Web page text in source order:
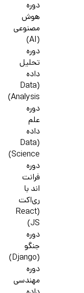
دوره
هوش
مصنوعی
(AI)
دوره
تحلیل
داده
(Data
Analysis)
دوره
علم
داده
(Data
Science)
دوره
فرانت
اند با
ری‌اکت
(React
JS)
دوره
جنگو
(Django)
دوره
مهندسی